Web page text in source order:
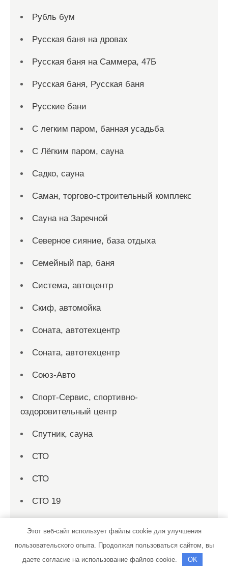
Рубль бум
Русская баня на дровах
Русская баня на Саммера, 47Б
Русская баня, Русская баня
Русские бани
С легким паром, банная усадьба
С Лёгким паром, сауна
Садко, сауна
Саман, торгово-строительный комплекс
Сауна на Заречной
Северное сияние, база отдыха
Семейный пар, баня
Система, автоцентр
Скиф, автомойка
Соната, автотехцентр
Соната, автотехцентр
Союз-Авто
Спорт-Сервис, спортивно-
оздоровительный центр
Спутник, сауна
СТО
СТО
СТО 19
Стройматериалы в Локотках, магазин
строительных материалов
Этот веб-сайт использует файлы cookie для улучшения
пользовательского опыта. Продолжая пользоваться сайтом, вы
даете согласие на использование файлов cookie.
OK